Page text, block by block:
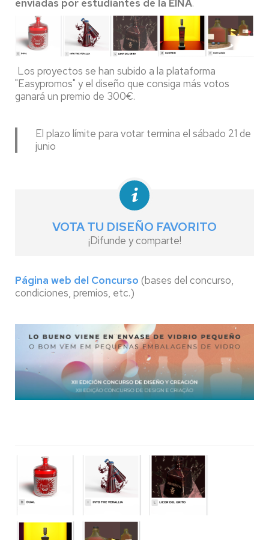
enviadas por estudiantes de la EINA.
Los proyectos se han subido a la plataforma
"Easypromos" y el diseño que consiga más votos
ganará un premio de 300€.
El plazo límite para votar termina el sábado 21 de
junio
VOTA TU DISEÑO FAVORITO
¡Difunde y comparte!
Página web del Concurso (bases del concurso,
condiciones, premios, etc.)